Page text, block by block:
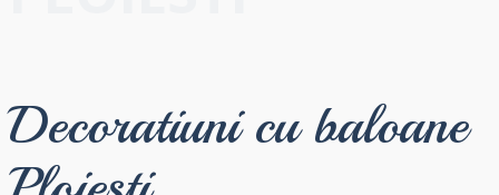
Decoratiuni cu baloane